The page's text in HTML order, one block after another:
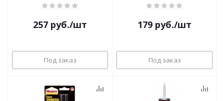
257 руб./шт
Под заказ
179 руб./шт
Под заказ